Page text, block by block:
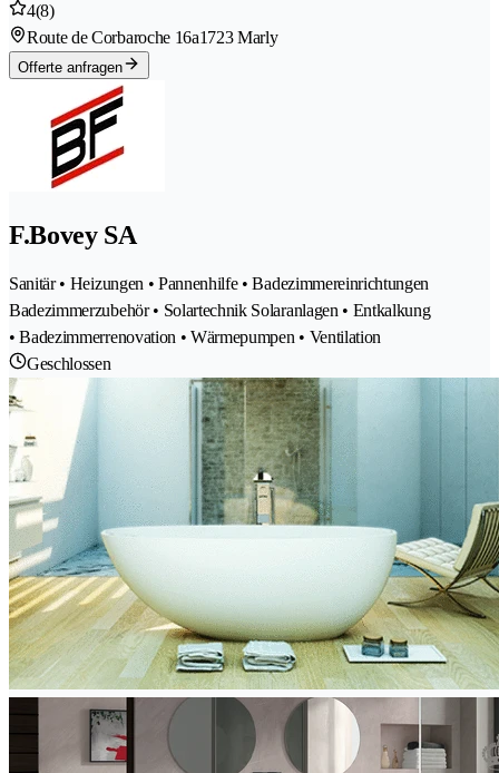
4(8)
Route de Corbaroche 16a1723 Marly
Offerte anfragen
F.Bovey SA
Sanitär • Heizungen • Pannenhilfe • Badezimmereinrichtungen
Badezimmerzubehör • Solartechnik Solaranlagen • Entkalkung
• Badezimmerrenovation • Wärmepumpen • Ventilation
Geschlossen